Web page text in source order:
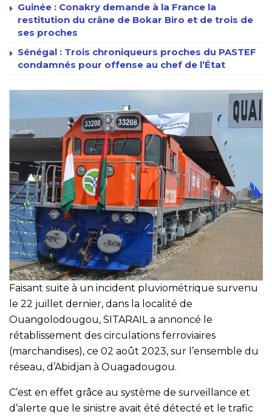
Guinée : Conakry demande à la France la
restitution du crâne de Bokar Biro et de trois de
ses proches
Sénégal : Trois chroniqueurs proches du PASTEF
condamnés pour offense au chef de l’État
Faisant suite à un incident pluviométrique survenu
le 22 juillet dernier, dans la localité de
Ouangolodougou, SITARAIL a annoncé le
rétablissement des circulations ferroviaires
(marchandises), ce 02 août 2023, sur l’ensemble du
réseau, d’Abidjan à Ouagadougou.
C’est en effet grâce au système de surveillance et
d’alerte que le sinistre avait été détecté et le trafic